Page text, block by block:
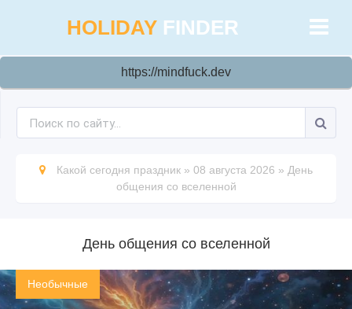
HOLIDAY FINDER
https://mindfuck.dev
Какой сегодня праздник » 08 августа 2026 » День
общения со вселенной
День общения со вселенной
Необычные